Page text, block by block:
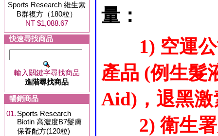
Sports Research 維生素
B群複方（180粒）
NT $1,088.67
快速尋找商品
輸入關鍵字尋找商品
進階尋找商品
暢銷商品
01. Sports Research
Biotin 高濃度B7髮膚
保養配方(120粒)
量：
1) 空運
產品 (例生髮
Aid)，退黑
2) 衛生